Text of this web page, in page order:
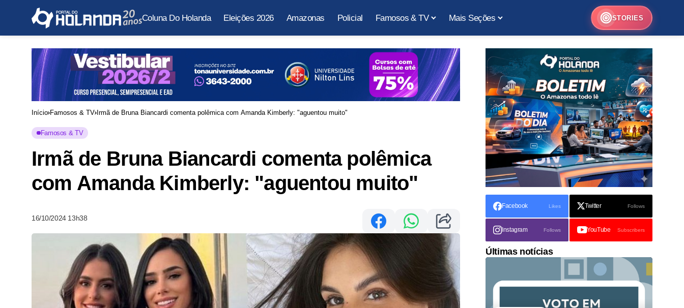
Coluna Do Holanda Eleições 2026 Amazonas Policial Famosos & TV Mais Seções STORIES
Início Famosos & TV Irmã de Bruna Biancardi comenta polêmica com Amanda Kimberly: "aguentou muito"
Famosos & TV
Irmã de Bruna Biancardi comenta polêmica
com Amanda Kimberly: "aguentou muito"
16/10/2024 13h38
Facebook Likes Twitter Follows
Instagram Follows YouTube Subscribers
Últimas notícias